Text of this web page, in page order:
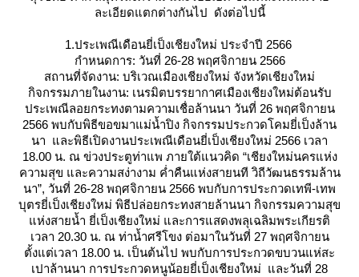
ละเอียดแตกต่างกันไป ดังต่อไปนี้
1.ประเพณีเดือนยี่เป็งเชียงใหม่ ประจำปี 2566
กำหนดการ: วันที่ 26-28 พฤศจิกายน 2566
สถานที่จัดงาน: บริเวณเมืองเชียงใหม่ จังหวัดเชียงใหม่
กิจกรรมภายในงาน: เนรมิตบรรยากาศเมืองเชียงใหม่ต้อนรับ
ประเพณีลอยกระทงตามความเชื่อล้านนา วันที่ 26 พฤศจิกายน
2566 พบกับพิธีขอขมาแม่น้ำปิง กิจกรรมประกวดโคมยี่เป็งล้าน
นา และพิธีเปิดงานประเพณีเดือนยี่เป็งเชียงใหม่ 2566 เวลา
18.00 น. ณ ข่วงประตูท่าแพ ภายใต้แนวคิด “เชียงใหม่นครแห่ง
ความสุข และความสง่างาม ค่ำคืนแห่งสายนที วิถีวัฒนธรรมล้าน
นา”, วันที่ 26-28 พฤศจิกายน 2566 พบกับการประกวดเทพี-เทพ
บุตรยี่เป็งเชียงใหม่ พิธีปล่อยกระทงสายล้านนา กิจกรรมความสุข
ห่งสายน้ำ ยี่เป็งเชียงใหม่ และการแสดงพลุเฉลิมพระเกียรติ
เวลา 20.30 น. ณ ท่าน้ำศรีโขง ต่อมาในวันที่ 27 พฤศจิกายน
ตั้งแต่เวลา 18.00 น. เป็นต้นไป พบกับการประกวดขบวนแห่สะ
เปาล้านนา การประกวดหนูน้อยยี่เป็งเชียงใหม่ และวันที่ 28